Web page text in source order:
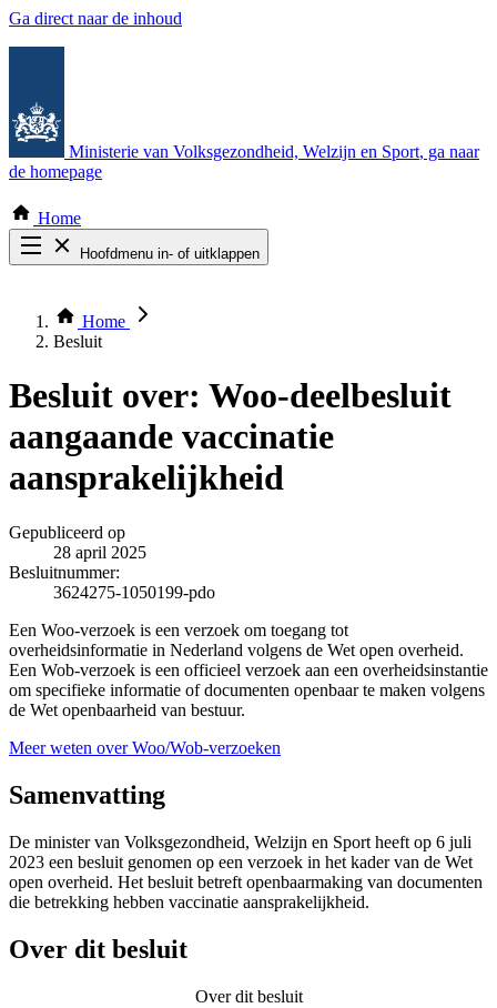
Ga direct naar de inhoud
Ministerie van Volksgezondheid, Welzijn en Sport, ga naar
de homepage
Home
Hoofdmenu in- of uitklappen
Thema COVID-19
Bekijk per bestuursorgaan
Home
Besluit
Besluit over: Woo-deelbesluit
aangaande vaccinatie
aansprakelijkheid
Gepubliceerd op
28 april 2025
Besluitnummer:
3624275-1050199-pdo
Een Woo-verzoek is een verzoek om toegang tot
overheidsinformatie in Nederland volgens de Wet open overheid.
Een Wob-verzoek is een officieel verzoek aan een overheidsinstantie
om specifieke informatie of documenten openbaar te maken volgens
de Wet openbaarheid van bestuur.
Meer weten over Woo/Wob-verzoeken
Samenvatting
De minister van Volksgezondheid, Welzijn en Sport heeft op 6 juli
2023 een besluit genomen op een verzoek in het kader van de Wet
open overheid. Het besluit betreft openbaarmaking van documenten
die betrekking hebben vaccinatie aansprakelijkheid.
Over dit besluit
Over dit besluit